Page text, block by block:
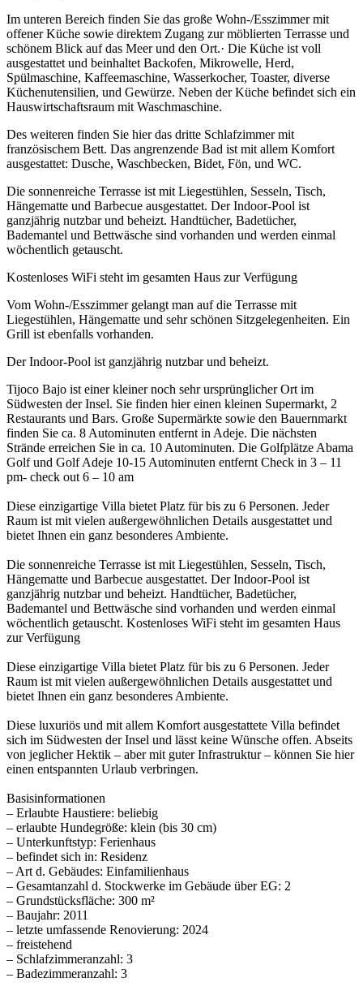
Im unteren Bereich finden Sie das große Wohn-/Esszimmer mit
offener Küche sowie direktem Zugang zur möblierten Terrasse und
schönem Blick auf das Meer und den Ort.· Die Küche ist voll
ausgestattet und beinhaltet Backofen, Mikrowelle, Herd,
Spülmaschine, Kaffeemaschine, Wasserkocher, Toaster, diverse
Küchenutensilien, und Gewürze. Neben der Küche befindet sich ein
Hauswirtschaftsraum mit Waschmaschine.
Des weiteren finden Sie hier das dritte Schlafzimmer mit
französischem Bett. Das angrenzende Bad ist mit allem Komfort
ausgestattet: Dusche, Waschbecken, Bidet, Fön, und WC.
Die sonnenreiche Terrasse ist mit Liegestühlen, Sesseln, Tisch,
Hängematte und Barbecue ausgestattet. Der Indoor-Pool ist
ganzjährig nutzbar und beheizt. Handtücher, Badetücher,
Bademantel und Bettwäsche sind vorhanden und werden einmal
wöchentlich getauscht.
Kostenloses WiFi steht im gesamten Haus zur Verfügung
Vom Wohn-/Esszimmer gelangt man auf die Terrasse mit
Liegestühlen, Hängematte und sehr schönen Sitzgelegenheiten. Ein
Grill ist ebenfalls vorhanden.
Der Indoor-Pool ist ganzjährig nutzbar und beheizt.
Tijoco Bajo ist einer kleiner noch sehr ursprünglicher Ort im
Südwesten der Insel. Sie finden hier einen kleinen Supermarkt, 2
Restaurants und Bars. Große Supermärkte sowie den Bauernmarkt
finden Sie ca. 8 Autominuten entfernt in Adeje. Die nächsten
Strände erreichen Sie in ca. 10 Autominuten. Die Golfplätze Abama
Golf und Golf Adeje 10-15 Autominuten entfernt Check in 3 – 11
pm- check out 6 – 10 am
Diese einzigartige Villa bietet Platz für bis zu 6 Personen. Jeder
Raum ist mit vielen außergewöhnlichen Details ausgestattet und
bietet Ihnen ein ganz besonderes Ambiente.
Die sonnenreiche Terrasse ist mit Liegestühlen, Sesseln, Tisch,
Hängematte und Barbecue ausgestattet. Der Indoor-Pool ist
ganzjährig nutzbar und beheizt. Handtücher, Badetücher,
Bademantel und Bettwäsche sind vorhanden und werden einmal
wöchentlich getauscht. Kostenloses WiFi steht im gesamten Haus
zur Verfügung
Diese einzigartige Villa bietet Platz für bis zu 6 Personen. Jeder
Raum ist mit vielen außergewöhnlichen Details ausgestattet und
bietet Ihnen ein ganz besonderes Ambiente.
Diese luxuriös und mit allem Komfort ausgestattete Villa befindet
sich im Südwesten der Insel und lässt keine Wünsche offen. Abseits
von jeglicher Hektik – aber mit guter Infrastruktur – können Sie hier
einen entspannten Urlaub verbringen.
Basisinformationen
– Erlaubte Haustiere: beliebig
– erlaubte Hundegröße: klein (bis 30 cm)
– Unterkunftstyp: Ferienhaus
– befindet sich in: Residenz
– Art d. Gebäudes: Einfamilienhaus
– Gesamtanzahl d. Stockwerke im Gebäude über EG: 2
– Grundstücksfläche: 300 m²
– Baujahr: 2011
– letzte umfassende Renovierung: 2024
– freistehend
– Schlafzimmeranzahl: 3
– Badezimmeranzahl: 3